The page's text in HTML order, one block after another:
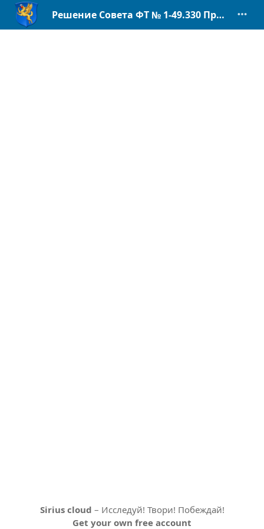
Решение Совета ФТ № 1-49.330 Приложение 7.pdf
Sirius cloud – Исследуй! Твори! Побеждай!
Get your own free account